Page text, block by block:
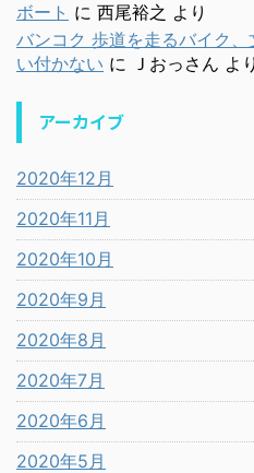
ボート に 西尾裕之 より
バンコク 歩道を走るバイク
い付かない に Ｊおっさん より
アーカイブ
2020年12月
2020年11月
2020年10月
2020年9月
2020年8月
2020年7月
2020年6月
2020年5月